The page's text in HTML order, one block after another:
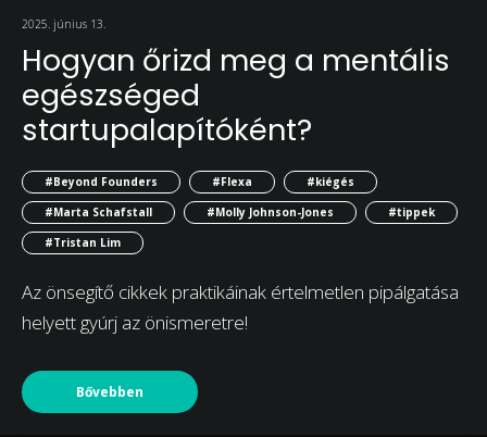
2025. június 13.
Hogyan őrizd meg a mentális
egészséged
startupalapítóként?
#Beyond Founders #Flexa
#kiégés
#Marta Schafstall
#Molly Johnson-Jones
#tippek
#Tristan Lim
Az önsegítő cikkek praktikáinak értelmetlen pipálgatása
helyett gyúrj az önismeretre!
Bővebben